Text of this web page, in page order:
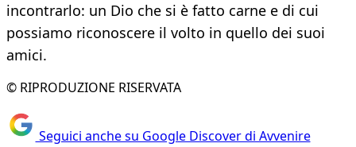
incontrarlo: un Dio che si è fatto carne e di cui
possiamo riconoscere il volto in quello dei suoi
amici.
© RIPRODUZIONE RISERVATA
Seguici anche su Google Discover di Avvenire